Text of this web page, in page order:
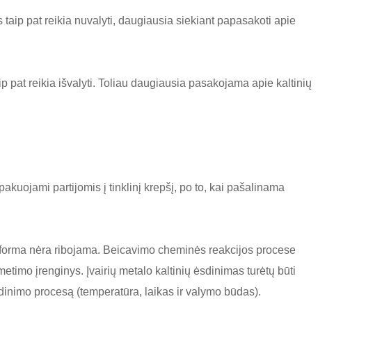
pat reikia nuvalyti, daugiausia siekiant papasakoti apie
pat reikia išvalyti. Toliau daugiausia pasakojama apie kaltinių
partijomis į tinklinį krepšį, po to, kai pašalinama
nėra ribojama. Beicavimo cheminės reakcijos procese
įrenginys. Įvairių metalo kaltinių ėsdinimas turėtų būti
procesą (temperatūra, laikas ir valymo būdas).